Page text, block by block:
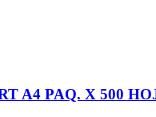
A4 PAQ. X 500